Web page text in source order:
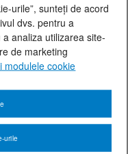
urile”, sunteți de acord
dvs. pentru a
analiza utilizarea site-
de marketing
modulele cookie
urile